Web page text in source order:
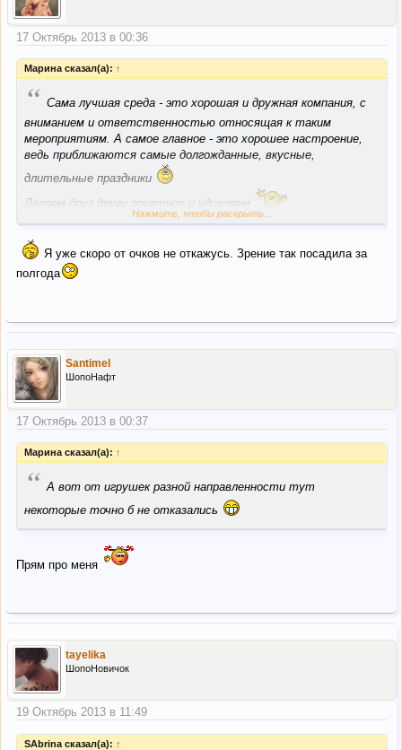
17 Октябрь 2013 в 00:36
Марина сказал(а): ↑
“ Сама лучшая среда - это хорошая и дружная компания, с
вниманием и ответственностью относящая к таким
мероприятиям. А самое главное - это хорошее настроение,
ведь приближаются самые долгожданные, вкусные,
длительные праздники
Делаем друг другу приятное и удивляем
Главное не дарить поношенных носков
А вот от игрушек
разной направленности тут некоторые точно б не
отказались
Нажмите, чтобы раскрыть...
Я уже скоро от очков не откажусь. Зрение так посадила за
полгода
Santimel
ШопоНафт
17 Октябрь 2013 в 00:37
Марина сказал(а): ↑
“ А вот от игрушек разной направленности тут
некоторые точно б не отказались
Прям про меня
tayelika
ШопоНовичок
19 Октябрь 2013 в 11:49
SAbrina сказал(а): ↑